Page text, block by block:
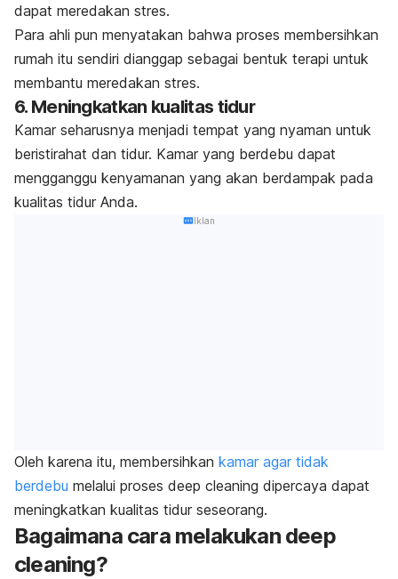
dapat meredakan stres.
Para ahli pun menyatakan bahwa proses membersihkan
rumah itu sendiri dianggap sebagai bentuk terapi untuk
membantu meredakan stres.
6. Meningkatkan kualitas tidur
Kamar seharusnya menjadi tempat yang nyaman untuk
beristirahat dan tidur. Kamar yang berdebu dapat
mengganggu kenyamanan yang akan berdampak pada
kualitas tidur Anda.
Iklan
Oleh karena itu, membersihkan kamar agar tidak
berdebu melalui proses deep cleaning dipercaya dapat
meningkatkan kualitas tidur seseorang.
Bagaimana cara melakukan deep
cleaning?